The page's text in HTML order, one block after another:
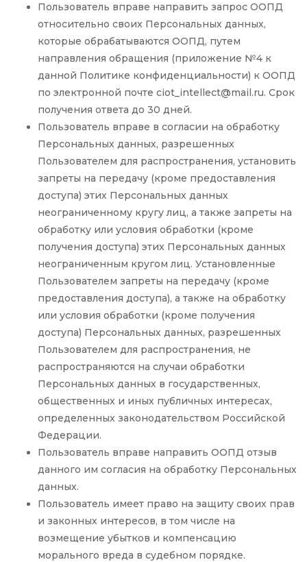
Пользователь вправе направить запрос ООПД
относительно своих Персональных данных,
которые обрабатываются ООПД, путем
направления обращения (приложение №4 к
данной Политике конфиденциальности) к ООПД
по электронной почте ciot_intellect@mail.ru. Срок
получения ответа до 30 дней.
Пользователь вправе в согласии на обработку
Персональных данных, разрешенных
Пользователем для распространения, установить
запреты на передачу (кроме предоставления
доступа) этих Персональных данных
неограниченному кругу лиц, а также запреты на
обработку или условия обработки (кроме
получения доступа) этих Персональных данных
неограниченным кругом лиц. Установленные
Пользователем запреты на передачу (кроме
предоставления доступа), а также на обработку
или условия обработки (кроме получения
доступа) Персональных данных, разрешенных
Пользователем для распространения, не
распространяются на случаи обработки
Персональных данных в государственных,
общественных и иных публичных интересах,
определенных законодательством Российской
Федерации.
Пользователь вправе направить ООПД отзыв
данного им согласия на обработку Персональных
данных.
Пользователь имеет право на защиту своих прав
и законных интересов, в том числе на
возмещение убытков и компенсацию
морального вреда в судебном порядке.